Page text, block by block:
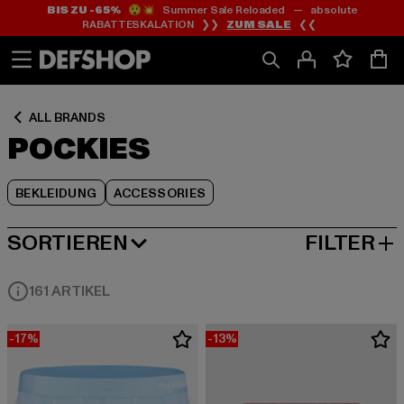
Zum
Inhalt
springen
Zum
Fußzeile
springen
BIS ZU -65%😲💥 Summer Sale Reloaded — absolute
RABATTESKALATION ❯❯ ZUM SALE ❮❮
ALL BRANDS
POCKIES
BEKLEIDUNG ACCESSORIES
Zum
Produktraster
springen
SORTIEREN
BELIEBTESTE FILTER
161 ARTIKEL
-17% -13%